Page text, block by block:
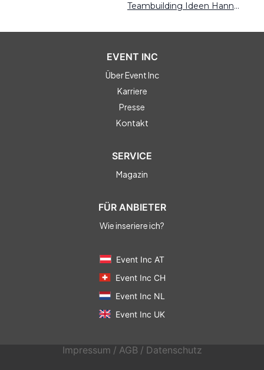
Teambuilding Ideen Hannover
EVENT INC
Über Event Inc
Karriere
Presse
Kontakt
SERVICE
Magazin
FÜR ANBIETER
Wie inseriere ich?
Event Inc AT
Event Inc CH
Event Inc NL
Event Inc UK
Impressum / AGB / Datenschutz